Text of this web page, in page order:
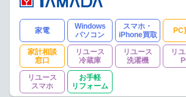
家電
Windows
パソコン
スマホ・
iPhone買取
PC
家計相談
窓口
リユース
冷蔵庫
リユース
洗濯機
リ
リユース
スマホ
お手軽
リフォーム